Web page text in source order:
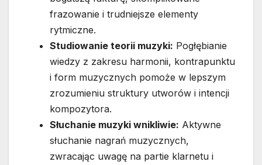
frazowanie i trudniejsze elementy
rytmiczne.
Studiowanie teorii muzyki: Pogłębianie
wiedzy z zakresu harmonii, kontrapunktu
i form muzycznych pomoże w lepszym
zrozumieniu struktury utworów i intencji
kompozytora.
Słuchanie muzyki wnikliwie: Aktywne
słuchanie nagrań muzycznych,
zwracając uwagę na partie klarnetu i